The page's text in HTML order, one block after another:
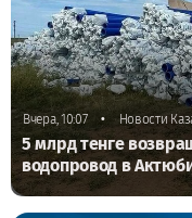
Вчера, 10:07 • Новости
5 млрд тенге
водопровод в